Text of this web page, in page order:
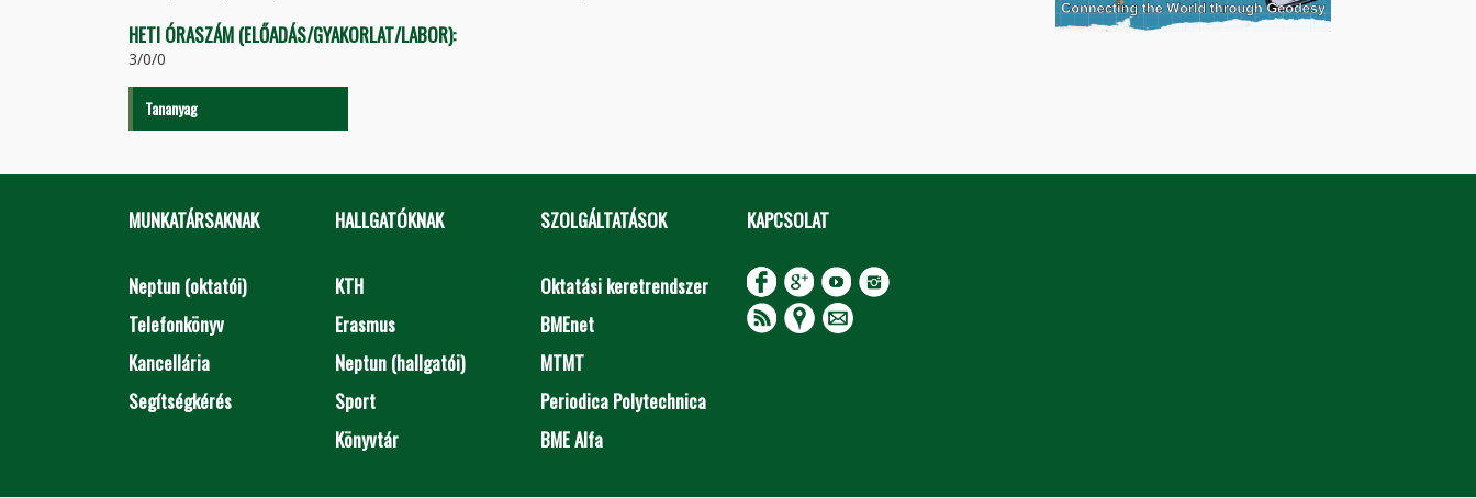
HETI ÓRASZÁM (ELŐADÁS/GYAKORLAT/LABOR):
3/0/0
Tananyag
MUNKATÁRSAKNAK
Neptun (oktatói)
Telefonkönyv
Kancellária
Segítségkérés
HALLGATÓKNAK
KTH
Erasmus
Neptun (hallgatói)
Sport
Könyvtár
SZOLGÁLTATÁSOK
Oktatási keretrendszer
BMEnet
MTMT
Periodica Polytechnica
BME Alfa
KAPCSOLAT